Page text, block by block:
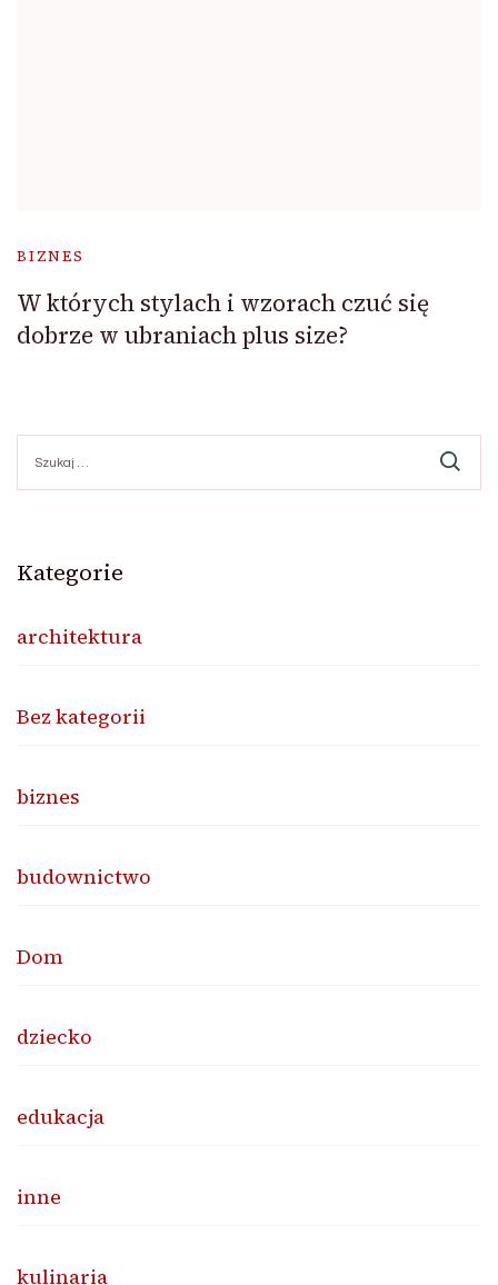
BIZNES
W których stylach i wzorach czuć się
dobrze w ubraniach plus size?
Kategorie
architektura
Bez kategorii
biznes
budownictwo
Dom
dziecko
edukacja
inne
kulinaria